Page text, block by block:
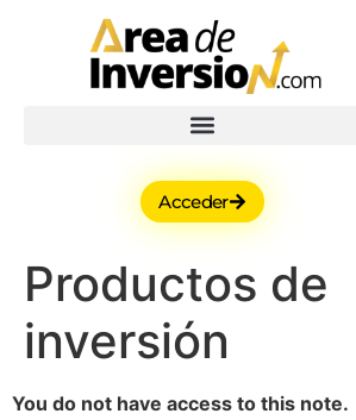
Acceder
Productos de
inversión
You do not have access to this note.